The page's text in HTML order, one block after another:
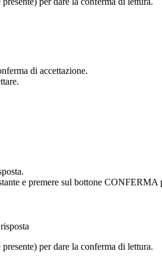
di accettazione.
e premere sul bottone CONFERMA
per dare la conferma di lettura.